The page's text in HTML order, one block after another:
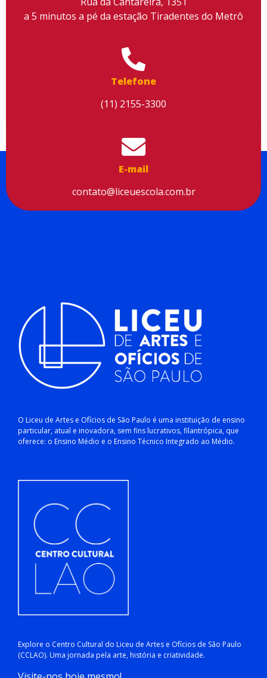
a 5 minutos a pé da estação Tiradentes do Metrô
Telefone
(11) 2155-3300
E-mail
contato@liceuescola.com.br
O Liceu de Artes e Ofícios de São Paulo é uma instituição de ensino
particular, atual e inovadora, sem fins lucrativos, filantrópica, que
oferece: o Ensino Médio e o Ensino Técnico Integrado ao Médio.
Explore o Centro Cultural do Liceu de Artes e Ofícios de São Paulo
(CCLAO). Uma jornada pela arte, história e criatividade.